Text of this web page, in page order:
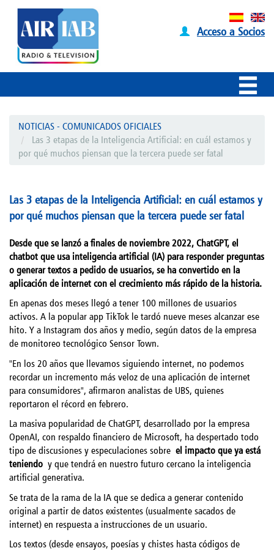
Acceso a Socios
NOTICIAS - COMUNICADOS OFICIALES
Las 3 etapas de la Inteligencia Artificial: en cuál estamos y
por qué muchos piensan que la tercera puede ser fatal
Las 3 etapas de la Inteligencia Artificial: en cuál estamos y
por qué muchos piensan que la tercera puede ser fatal
Desde que se lanzó a finales de noviembre 2022, ChatGPT, el
chatbot que usa inteligencia artificial (IA) para responder preguntas
o generar textos a pedido de usuarios, se ha convertido en la
aplicación de internet con el crecimiento más rápido de la historia.
En apenas dos meses llegó a tener 100 millones de usuarios
activos. A la popular app TikTok le tardó nueve meses alcanzar ese
hito. Y a Instagram dos años y medio, según datos de la empresa
de monitoreo tecnológico Sensor Town.
"En los 20 años que llevamos siguiendo internet, no podemos
recordar un incremento más veloz de una aplicación de internet
para consumidores", afirmaron analistas de UBS, quienes
reportaron el récord en febrero.
La masiva popularidad de ChatGPT, desarrollado por la empresa
OpenAI, con respaldo financiero de Microsoft, ha despertado todo
tipo de discusiones y especulaciones sobre el impacto que ya está
teniendo y que tendrá en nuestro futuro cercano la inteligencia
artificial generativa.
Se trata de la rama de la IA que se dedica a generar contenido
original a partir de datos existentes (usualmente sacados de
internet) en respuesta a instrucciones de un usuario.
Los textos (desde ensayos, poesías y chistes hasta códigos de